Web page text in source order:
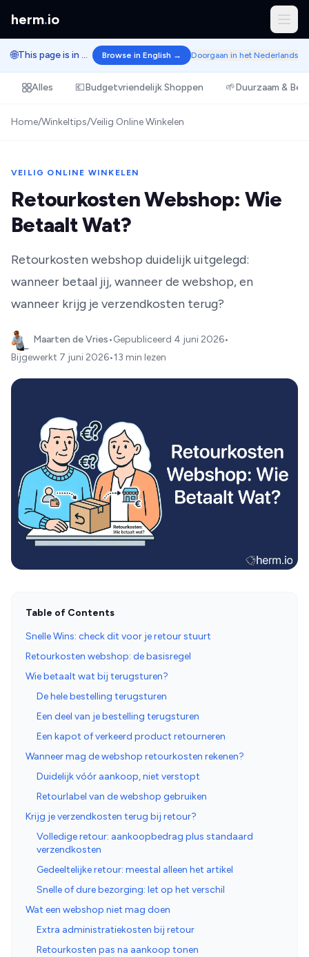
herm.io
🌐 This page is in Dutch. Browse in English → Doorgaan in het Nederlands
Alles 💶Budgetvriendelijk Shoppen 🌱Duurzaam &
Home/Winkeltips/Veilig Online Winkelen
VEILIG ONLINE WINKELEN
Retourkosten Webshop: Wie
Betaalt Wat?
Retourkosten webshop duidelijk uitgelegd:
wanneer betaal jij, wanneer de webshop, en
wanneer krijg je verzendkosten terug?
Maarten de Vries•Gepubliceerd 4 juni 2026•
Bijgewerkt 7 juni 2026•13 min lezen
Table of Contents
Snelle Wins: check dit voor je retour stuurt
Retourkosten webshop: de basisregel
Wie betaalt wat bij terugsturen?
De hele bestelling terugsturen
Een deel van je bestelling terugsturen
Een kapot of verkeerd product retourneren
Wanneer mag de webshop retourkosten rekenen?
Duidelijk vóór aankoop, niet verstopt
Retourlabel van de webshop gebruiken
Krijg je verzendkosten terug bij retour?
Volledige retour: aankoopbedrag plus standaard
verzendkosten
Gedeeltelijke retour: meestal alleen het artikel
Snelle of dure bezorging: let op het verschil
Wat een webshop niet mag doen
Extra administratiekosten bij retour
Retourkosten pas na aankoop tonen